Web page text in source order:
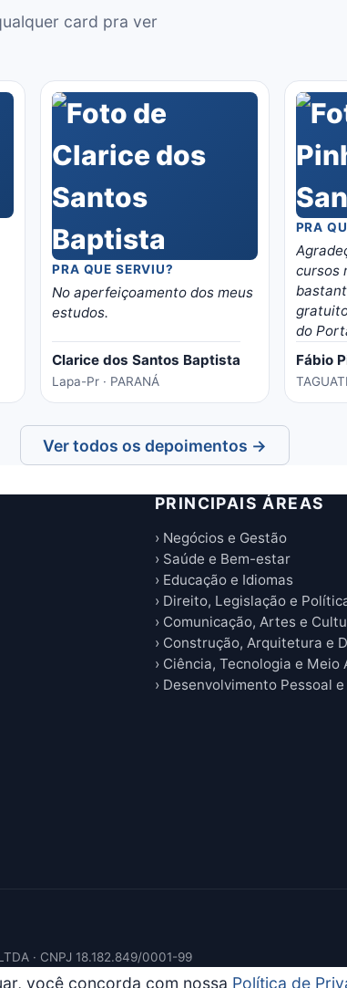
card pra ver
PRA QUE SERVIU?
No aperfeiçoamento dos meus
estudos.
Clarice dos Santos Baptista
Lapa-Pr · PARANÁ
PRA
cursos
do
curso
o
temas
o
Fábio
Ver todos os depoimentos →
PRINCIPAIS ÁREAS
› Negócios e Gestão
› Saúde e Bem-estar
› Educação e Idiomas
› Direito, Legislação e
› Comunicação, Artes e
› Construção, Arquitetura e
› Ciência, Tecnologia e Meio
› Desenvolvimento Pessoal
· CNPJ 18.182.849/0001-99
você concorda com nossa Política de